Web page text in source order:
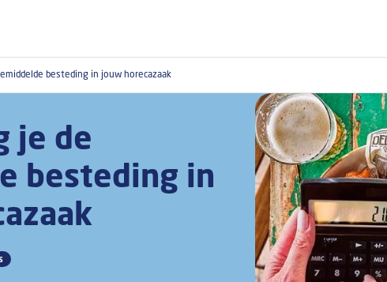
besteding in jouw horecazaak
je de
besteding in